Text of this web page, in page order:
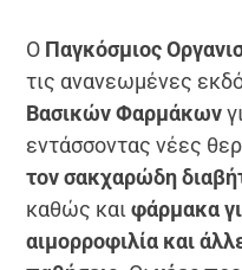
Ο Παγκόσμιος
τις ανανεωμένες
Βασικών Φαρμάκων
εντάσσοντας νέες
τον σακχαρώδη
καθώς καιφάρμακα
αιμορροφιλία και